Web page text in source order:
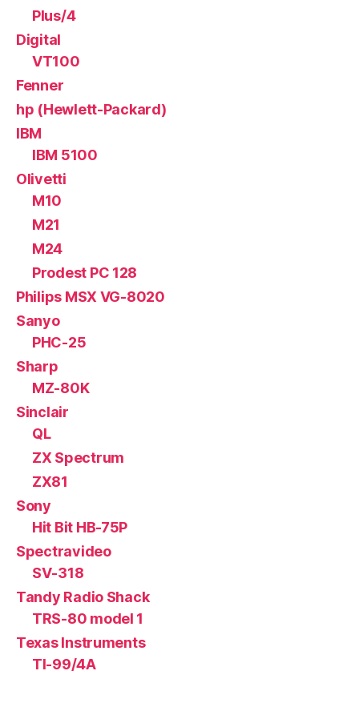
Plus/4
Digital
VT100
Fenner
hp (Hewlett-Packard)
IBM
IBM 5100
Olivetti
M10
M21
M24
Prodest PC 128
Philips MSX VG-8020
Sanyo
PHC-25
Sharp
MZ-80K
Sinclair
QL
ZX Spectrum
ZX81
Sony
Hit Bit HB-75P
Spectravideo
SV-318
Tandy Radio Shack
TRS-80 model 1
Texas Instruments
TI-99/4A